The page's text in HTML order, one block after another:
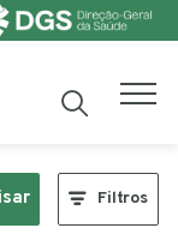
Filtros